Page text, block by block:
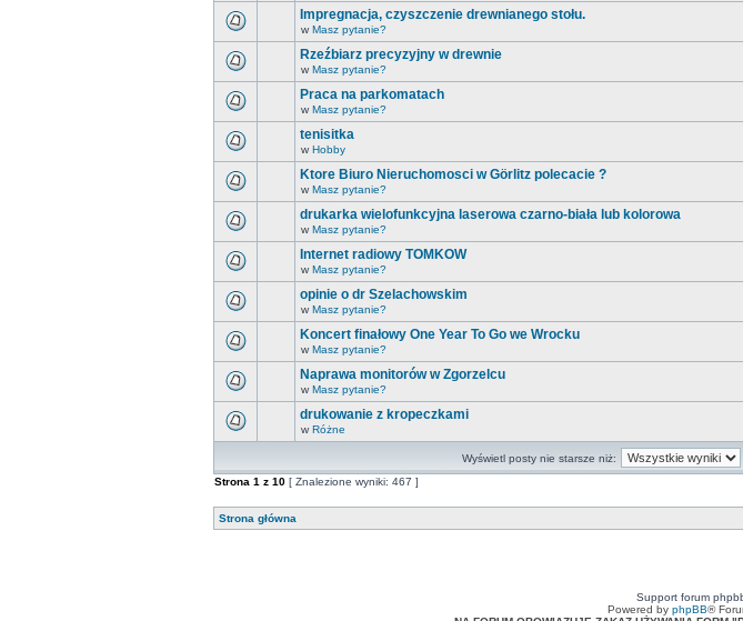
Impregnacja, czyszczenie drewnianego stołu.
w Masz pytanie?
Rzeźbiarz precyzyjny w drewnie
w Masz pytanie?
Praca na parkomatach
w Masz pytanie?
tenisitka
w Hobby
Ktore Biuro Nieruchomosci w Görlitz polecacie ?
w Masz pytanie?
drukarka wielofunkcyjna laserowa czarno-biała lub kolorowa
w Masz pytanie?
Internet radiowy TOMKOW
w Masz pytanie?
opinie o dr Szelachowskim
w Masz pytanie?
Koncert finałowy One Year To Go we Wrocku
w Masz pytanie?
Naprawa monitorów w Zgorzelcu
w Masz pytanie?
drukowanie z kropeczkami
w Różne
Wyświetl posty nie starsze niż:
Strona 1 z 10 [ Znalezione wyniki: 467 ]
Strona główna
Support forum
Powered by phpBB®